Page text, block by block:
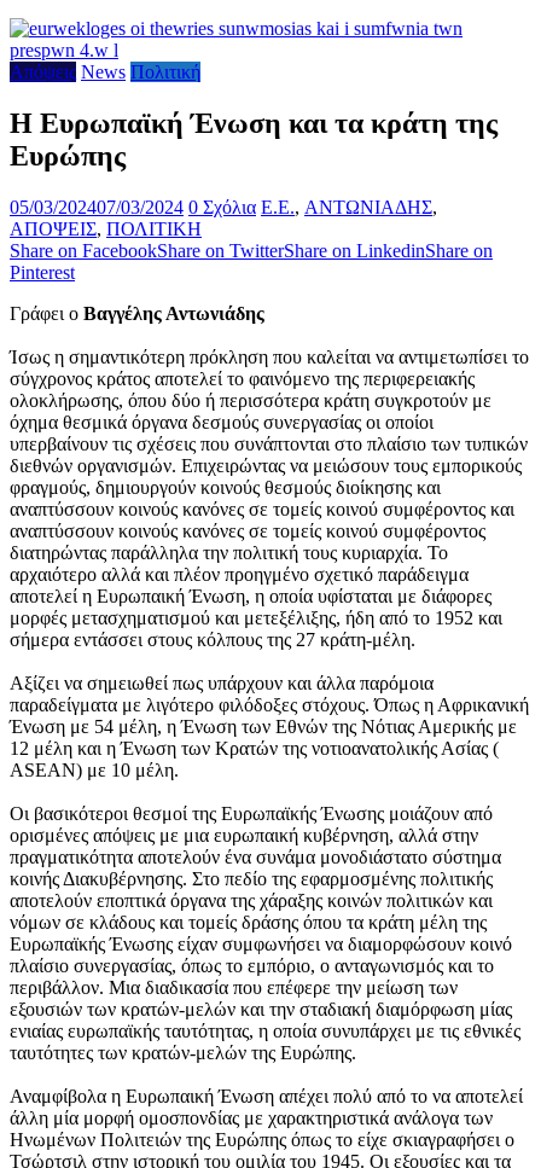
Απόψεις News Πολιτική
Η Ευρωπαϊκή Ένωση και τα κράτη της
Ευρώπης
05/03/202407/03/2024 0 Σχόλια E.E., ΑΝΤΩΝΙΑΔΗΣ,
ΑΠΟΨΕΙΣ, ΠΟΛΙΤΙΚΗ
Share on FacebookShare on TwitterShare on LinkedinShare on
Pinterest
Γράφει ο Βαγγέλης Αντωνιάδης
Ίσως η σημαντικότερη πρόκληση που καλείται να αντιμετωπίσει το
σύγχρονος κράτος αποτελεί το φαινόμενο της περιφερειακής
ολοκλήρωσης, όπου δύο ή περισσότερα κράτη συγκροτούν με
όχημα θεσμικά όργανα δεσμούς συνεργασίας οι οποίοι
υπερβαίνουν τις σχέσεις που συνάπτονται στο πλαίσιο των τυπικών
διεθνών οργανισμών. Επιχειρώντας να μειώσουν τους εμπορικούς
φραγμούς, δημιουργούν κοινούς θεσμούς διοίκησης και
αναπτύσσουν κοινούς κανόνες σε τομείς κοινού συμφέροντος και
αναπτύσσουν κοινούς κανόνες σε τομείς κοινού συμφέροντος
διατηρώντας παράλληλα την πολιτική τους κυριαρχία. Το
αρχαιότερο αλλά και πλέον προηγμένο σχετικό παράδειγμα
αποτελεί η Ευρωπαική Ένωση, η οποία υφίσταται με διάφορες
μορφές μετασχηματισμού και μετεξέλιξης, ήδη από το 1952 και
σήμερα εντάσσει στους κόλπους της 27 κράτη-μέλη.
Αξίζει να σημειωθεί πως υπάρχουν και άλλα παρόμοια
παραδείγματα με λιγότερο φιλόδοξες στόχους. Όπως η Αφρικανική
Ένωση με 54 μέλη, η Ένωση των Εθνών της Νότιας Αμερικής με
12 μέλη και η Ένωση των Κρατών της νοτιοανατολικής Ασίας (
ΑSEAN) με 10 μέλη.
Οι βασικότεροι θεσμοί της Ευρωπαϊκής Ένωσης μοιάζουν από
ορισμένες απόψεις με μια ευρωπαική κυβέρνηση, αλλά στην
πραγματικότητα αποτελούν ένα συνάμα μονοδιάστατο σύστημα
κοινής Διακυβέρνησης. Στο πεδίο της εφαρμοσμένης πολιτικής
αποτελούν εποπτικά όργανα της χάραξης κοινών πολιτικών και
νόμων σε κλάδους και τομείς δράσης όπου τα κράτη μέλη της
Ευρωπαϊκής Ένωσης είχαν συμφωνήσει να διαμορφώσουν κοινό
πλαίσιο συνεργασίας, όπως το εμπόριο, ο ανταγωνισμός και το
περιβάλλον. Μια διαδικασία που επέφερε την μείωση των
εξουσιών των κρατών-μελών και την σταδιακή διαμόρφωση μίας
ενιαίας ευρωπαϊκής ταυτότητας, η οποία συνυπάρχει με τις εθνικές
ταυτότητες των κρατών-μελών της Ευρώπης.
Αναμφίβολα η Ευρωπαική Ένωση απέχει πολύ από το να αποτελεί
άλλη μία μορφή ομοσπονδίας με χαρακτηριστικά ανάλογα των
Ηνωμένων Πολιτειών της Ευρώπης όπως το είχε σκιαγραφήσει ο
Τσώρτσιλ στην ιστορική του ομιλία του 1945. Οι εξουσίες και τα